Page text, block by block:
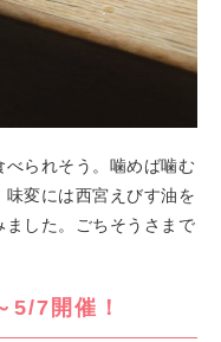
べられそう。噛めば噛む
変には西宮えびす油を
した。ごちそうさまで
5/7開催！